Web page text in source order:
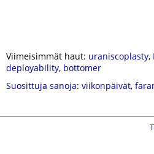
Viimeisimmät haut: uraniscoplasty,
deployability, bottomer
Suosittuja sanoja: viikonpäivät,